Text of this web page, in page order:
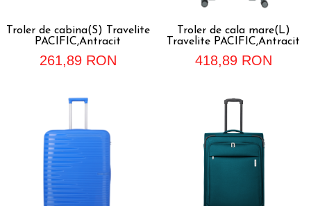
Business Travel
Borsete
Troler de cabina(S) Travelite
PACIFIC,Antracit
261,89 RON
Troler de cala mare(L)
Travelite PACIFIC,Antracit
418,89 RON